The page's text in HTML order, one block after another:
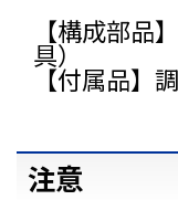
【構成部
具）
【付属品】
注意